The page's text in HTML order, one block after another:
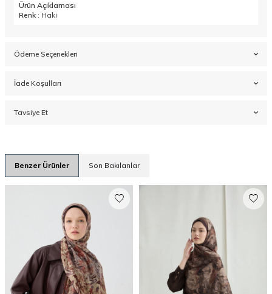
Ürün Açıklaması
Renk : Haki
Ödeme Seçenekleri
İade Koşulları
Tavsiye Et
Benzer Ürünler Son Bakılanlar